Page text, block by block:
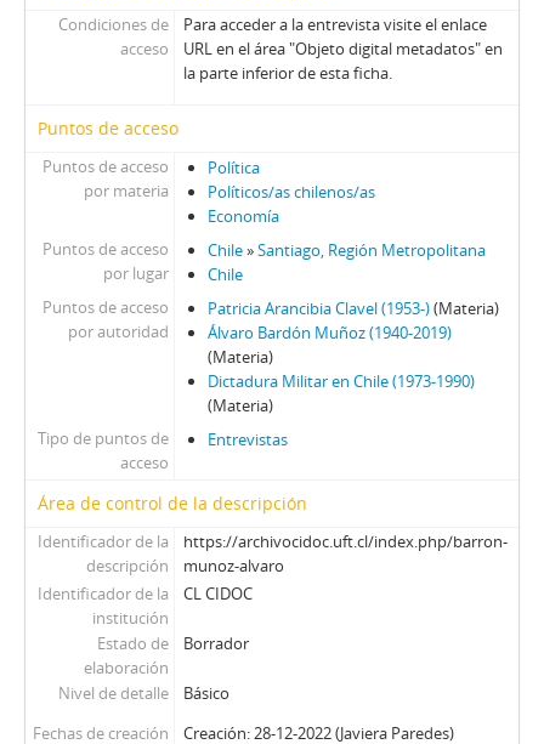
Condiciones de
acceso
Para acceder a la entrevista visite el enlace
URL en el área "Objeto digital metadatos" en
la parte inferior de esta ficha.
Puntos de acceso
Puntos de acceso
por materia
Política
Políticos/as chilenos/as
Economía
Puntos de acceso
por lugar
Chile»Santiago, Región Metropolitana
Chile
Puntos de acceso
por autoridad
Patricia Arancibia Clavel (1953-)(Materia)
Álvaro Bardón Muñoz (1940-2019)
(Materia)
Dictadura Militar en Chile (1973-1990)
(Materia)
Tipo de puntos de
acceso
Entrevistas
Área de control de la descripción
Identificador de la
descripción
https://archivocidoc.uft.cl/index.php/barron-
munoz-alvaro
Identificador de la
institución
CL CIDOC
Estado de
elaboración
Borrador
Nivel de detalle
Básico
Fechas de creación
Creación: 28-12-2022 (Javiera Paredes)